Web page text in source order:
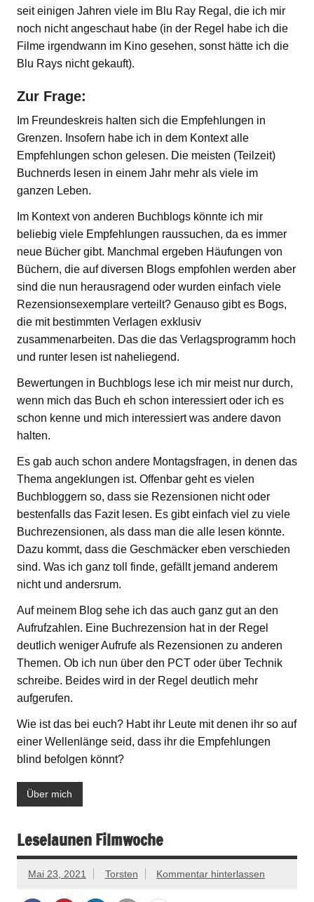
seit einigen Jahren viele im Blu Ray Regal, die ich mir
noch nicht angeschaut habe (in der Regel habe ich die
Filme irgendwann im Kino gesehen, sonst hätte ich die
Blu Rays nicht gekauft).
Zur Frage:
Im Freundeskreis halten sich die Empfehlungen in
Grenzen. Insofern habe ich in dem Kontext alle
Empfehlungen schon gelesen. Die meisten (Teilzeit)
Buchnerds lesen in einem Jahr mehr als viele im
ganzen Leben.
Im Kontext von anderen Buchblogs könnte ich mir
beliebig viele Empfehlungen raussuchen, da es immer
neue Bücher gibt. Manchmal ergeben Häufungen von
Büchern, die auf diversen Blogs empfohlen werden aber
sind die nun herausragend oder wurden einfach viele
Rezensionsexemplare verteilt? Genauso gibt es Bogs,
die mit bestimmten Verlagen exklusiv
zusammenarbeiten. Das die das Verlagsprogramm hoch
und runter lesen ist naheliegend.
Bewertungen in Buchblogs lese ich mir meist nur durch,
wenn mich das Buch eh schon interessiert oder ich es
schon kenne und mich interessiert was andere davon
halten.
Es gab auch schon andere Montagsfragen, in denen das
Thema angeklungen ist. Offenbar geht es vielen
Buchbloggern so, dass sie Rezensionen nicht oder
bestenfalls das Fazit lesen. Es gibt einfach viel zu viele
Buchrezensionen, als dass man die alle lesen könnte.
Dazu kommt, dass die Geschmäcker eben verschieden
sind. Was ich ganz toll finde, gefällt jemand anderem
nicht und andersrum.
Auf meinem Blog sehe ich das auch ganz gut an den
Aufrufzahlen. Eine Buchrezension hat in der Regel
deutlich weniger Aufrufe als Rezensionen zu anderen
Themen. Ob ich nun über den PCT oder über Technik
schreibe. Beides wird in der Regel deutlich mehr
aufgerufen.
Wie ist das bei euch? Habt ihr Leute mit denen ihr so auf
einer Wellenlänge seid, dass ihr die Empfehlungen
blind befolgen könnt?
Über mich
Leselaunen Filmwoche
Mai 23, 2021 Torsten Kommentar hinterlassen